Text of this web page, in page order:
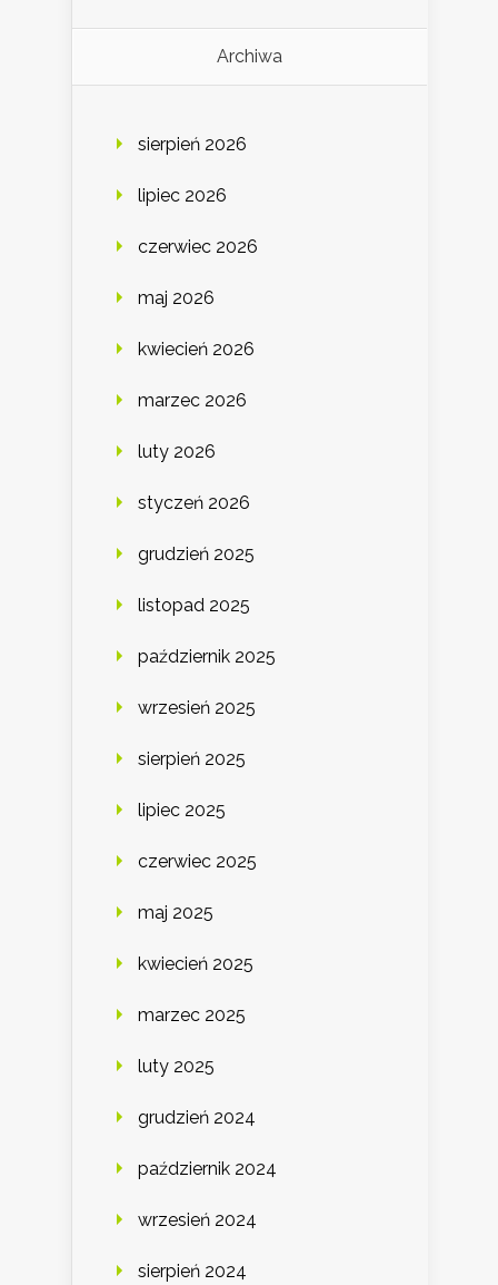
Archiwa
sierpień 2026
lipiec 2026
czerwiec 2026
maj 2026
kwiecień 2026
marzec 2026
luty 2026
styczeń 2026
grudzień 2025
listopad 2025
październik 2025
wrzesień 2025
sierpień 2025
lipiec 2025
czerwiec 2025
maj 2025
kwiecień 2025
marzec 2025
luty 2025
grudzień 2024
październik 2024
wrzesień 2024
sierpień 2024